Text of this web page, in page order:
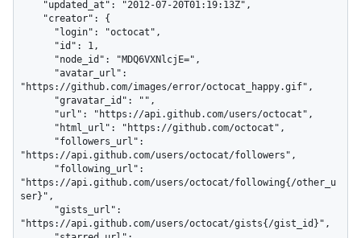
"https://github.com/images/error/octocat_happy.gif",
"https://api.github.com/users/octocat/followers",
"https://api.github.com/users/octocat/following{/other_u
ser}",
"https://api.github.com/users/octocat/gists{/gist_id}",